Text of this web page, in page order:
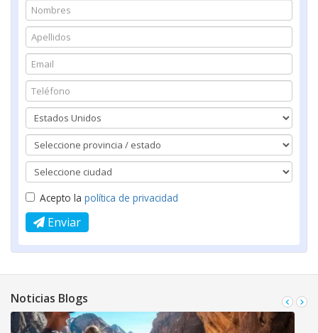
Acepto la política de privacidad
Enviar
Noticias Blogs